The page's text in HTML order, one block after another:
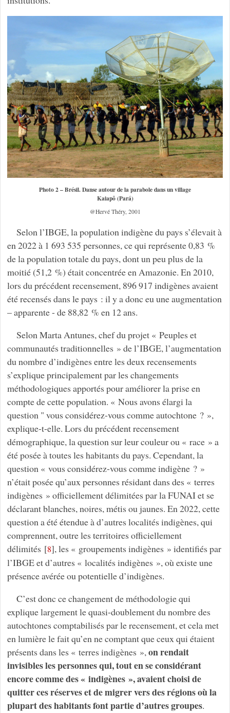
Photo 2 – Brésil. Danse autour de la parabole dans un village
Kaiapô (Pará)
@Hervé Théry, 2001
Selon l’IBGE, la population indigène du pays s’élevait à
en 2022 à 1 693 535 personnes, ce qui représente 0,83 %
de la population totale du pays, dont un peu plus de la
moitié (51,2 %) était concentrée en Amazonie. En 2010,
lors du précédent recensement, 896 917 indigènes avaient
été recensés dans le pays : il y a donc eu une augmentation
– apparente - de 88,82 % en 12 ans.
Selon Marta Antunes, chef du projet « Peuples et
communautés traditionnelles » de l’IBGE, l’augmentation
du nombre d’indigènes entre les deux recensements
s’explique principalement par les changements
méthodologiques apportés pour améliorer la prise en
compte de cette population. « Nous avons élargi la
question " vous considérez-vous comme autochtone ? »,
explique-t-elle. Lors du précédent recensement
démographique, la question sur leur couleur ou « race » a
été posée à toutes les habitants du pays. Cependant, la
question « vous considérez-vous comme indigène ? »
n’était posée qu’aux personnes résidant dans des « terres
indigènes » officiellement délimitées par la FUNAI et se
déclarant blanches, noires, métis ou jaunes. En 2022, cette
question a été étendue à d’autres localités indigènes, qui
comprennent, outre les territoires officiellement
délimités [8], les « groupements indigènes » identifiés par
l’IBGE et d’autres « localités indigènes », où existe une
présence avérée ou potentielle d’indigènes.
C’est donc ce changement de méthodologie qui
explique largement le quasi-doublement du nombre des
autochtones comptabilisés par le recensement, et cela met
en lumière le fait qu’en ne comptant que ceux qui étaient
présents dans les « terres indigènes »,on rendait
invisibles les personnes qui, tout en se considérant
encore comme des « indigènes », avaient choisi de
quitter ces réserves et de migrer vers des régions où la
plupart des habitants font partie d’autres groupes.